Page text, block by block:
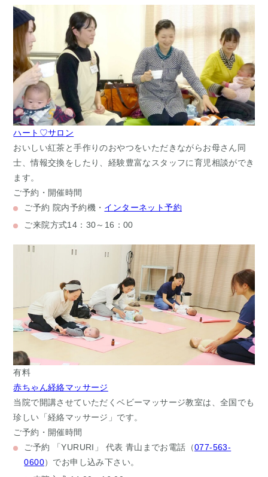
ハート♡サロン
おいしい紅茶と手作りのおやつをいただきながらお母さん同
士、情報交換をしたり、経験豊富なスタッフに育児相談ができ
ます。
ご予約・開催時間
ご予約 院内予約機・ インターネット予約
ご来院方式14：30～16：00
有料
赤ちゃん経絡マッサージ
当院で開講させていただくベビーマッサージ教室は、全国でも
珍しい「経絡マッサージ」です。
ご予約・開催時間
ご予約
「YURURI」 代表 青山までお電話（077-563-
0600）でお申し込み下さい。